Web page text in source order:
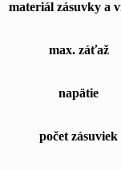
materiál zásuvky a
max. záťaž
napätie
počet zásuviek